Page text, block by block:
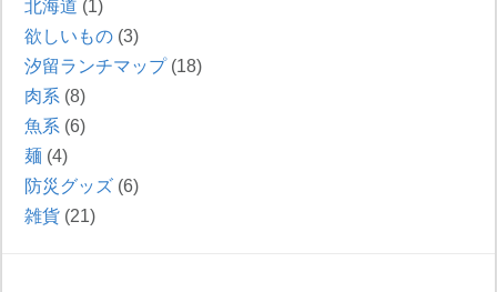
北海道 (1)
欲しいもの (3)
汐留ランチマップ(18)
肉系 (8)
魚系 (6)
麺 (4)
防災グッズ (6)
雑貨 (21)